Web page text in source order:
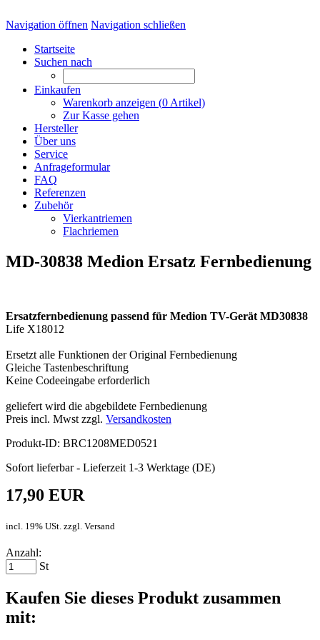
Navigation öffnen Navigation schließen
Startseite
Suchen nach
Einkaufen
Warenkorb anzeigen (0 Artikel)
Zur Kasse gehen
Hersteller
Über uns
Service
Anfrageformular
FAQ
Referenzen
Zubehör
Vierkantriemen
Flachriemen
MD-30838 Medion Ersatz Fernbedienung
Ersatzfernbedienung passend für Medion TV-Gerät MD30838
Life X18012
Ersetzt alle Funktionen der Original Fernbedienung
Gleiche Tastenbeschriftung
Keine Codeeingabe erforderlich
geliefert wird die abgebildete Fernbedienung
Preis incl. Mwst zzgl. Versandkosten
Produkt-ID: BRC1208MED0521
Sofort lieferbar - Lieferzeit 1-3 Werktage (DE)
17,90 EUR
incl. 19% USt. zzgl. Versand
Anzahl:
St
Kaufen Sie dieses Produkt zusammen
mit: